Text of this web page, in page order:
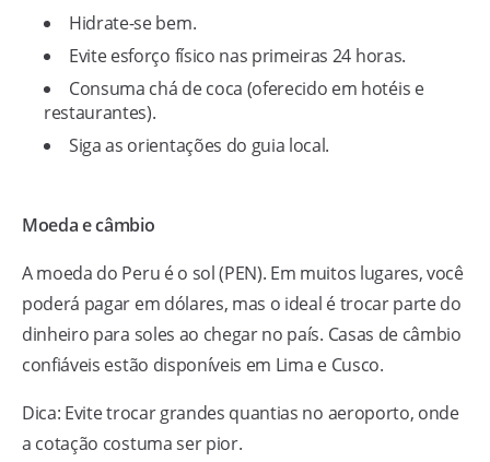
Hidrate-se bem.
Evite esforço físico nas primeiras 24 horas.
Consuma chá de coca (oferecido em hotéis e
restaurantes).
Siga as orientações do guia local.
Moeda e câmbio
A moeda do Peru é o sol (PEN). Em muitos lugares, você
poderá pagar em dólares, mas o ideal é trocar parte do
dinheiro para soles ao chegar no país. Casas de câmbio
confiáveis estão disponíveis em Lima e Cusco.
Dica: Evite trocar grandes quantias no aeroporto, onde
a cotação costuma ser pior.